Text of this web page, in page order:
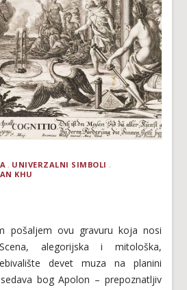
UNIVERZALNI SIMBOLI
KHU
pošaljem ovu gravuru koja nosi
alegorijska i mitološka,
devet muza na planini
bog Apolon – prepoznatljiv